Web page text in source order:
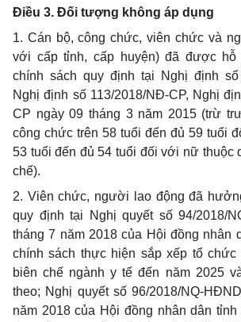
Điều 3. Đối tượng không áp dụng
1. Cán bộ, công chức, viên chức và
với cấp tỉnh, cấp huyện) đã được
chính sách quy định tại Nghị định số
Nghị định số 113/2018/NĐ-CP, Nghị
CP ngày 09 tháng 3 năm 2015 (trừ
công chức trên 58 tuổi đến đủ 59 tuổi
53 tuổi đến đủ 54 tuổi đối với nữ thuộc
chế).
2. Viên chức, người lao động đã
quy định tại Nghị quyết số 94/2018/
tháng 7 năm 2018 của Hội đồng nhân
chính sách thực hiện sắp xếp tổ chức
biên chế ngành y tế đến năm 2025
theo; Nghị quyết số 96/2018/NQ-
năm 2018 của Hội đồng nhân dân